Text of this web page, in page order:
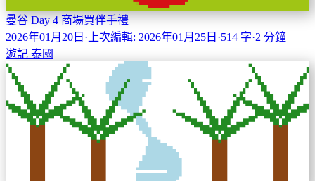
曼谷 Day 4 商場買伴手禮
2026年01月20日 ·上次編輯: 2026年01月25日 ·514 字·2 分鐘
遊記 泰國